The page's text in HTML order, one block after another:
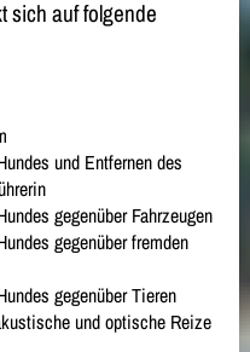
sich auf folgende
und Entfernen des
gegenüber Fahrzeugen
gegenüber fremden
gegenüber Tieren
und optische Reize